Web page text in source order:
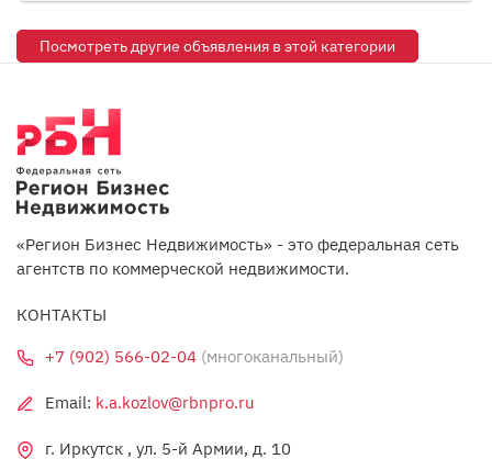
Посмотреть другие объявления в этой категории
«Регион Бизнес Недвижимость» - это федеральная сеть
агентств по коммерческой недвижимости.
КОНТАКТЫ
+7 (902) 566-02-04 (многоканальный)
Email: k.a.kozlov@rbnpro.ru
г. Иркутск , ул. 5-й Армии, д. 10